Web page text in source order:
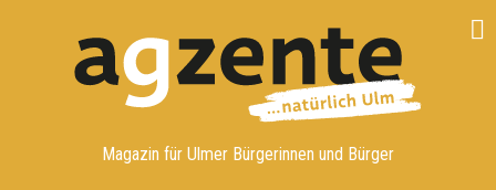
Magazin für Ulmer Bürgerinnen und Bürger